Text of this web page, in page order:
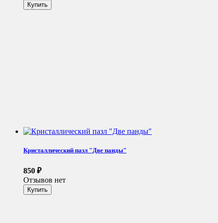
Кристаллический пазл "Две панды"
850 ₽
Отзывов нет